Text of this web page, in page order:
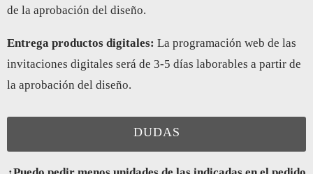
de la aprobación del diseño.
Entrega productos digitales: La programación web de las
invitaciones digitales será de 3-5 días laborables a partir de
la aprobación del diseño.
DUDAS